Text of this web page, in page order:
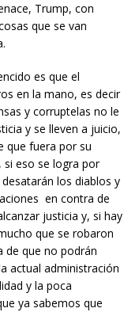
Trump, con
que se van
es que el
en la mano, es decir
y corruptelas no le
y se lleven a juicio,
que fuera por su
si eso se logra por
los diablos y
en contra de
justicia y, si hay
que se robaron
de que no podrán
actual administración
y la poca
ya sabemos que